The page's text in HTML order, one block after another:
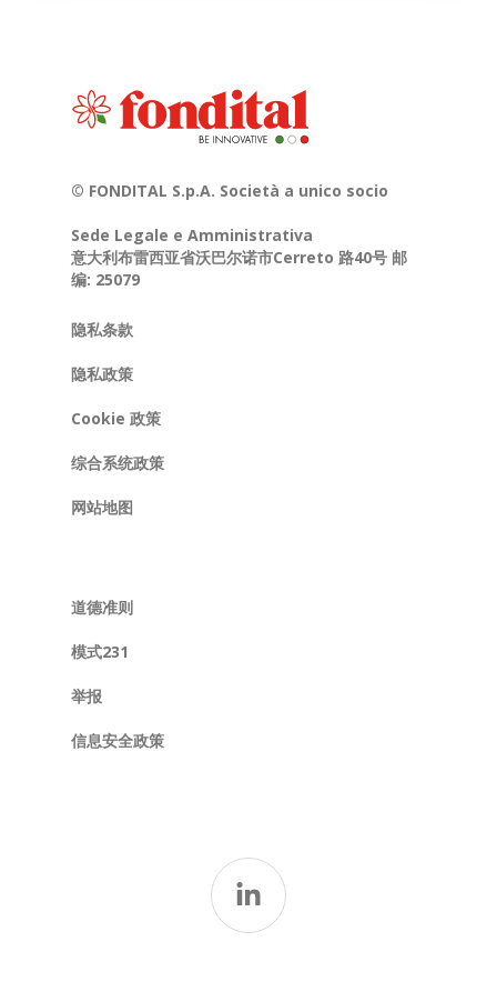
© FONDITAL S.p.A. Società a unico socio
Sede Legale e Amministrativa
意大利布雷西亚省沃巴尔诺市Cerreto 路40号 邮
编: 25079
隐私条款
隐私政策
Cookie 政策
综合系统政策
网站地图
道德准则
模式231
举报
信息安全政策